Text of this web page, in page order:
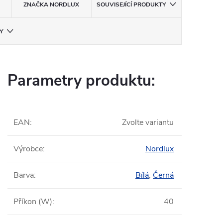
ZNAČKA NORDLUX SOUVISEJÍCÍ PRODUKTY
Parametry produktu:
EAN: Zvolte variantu
Výrobce: Nordlux
Barva: Bílá, Černá
Příkon (W): 40